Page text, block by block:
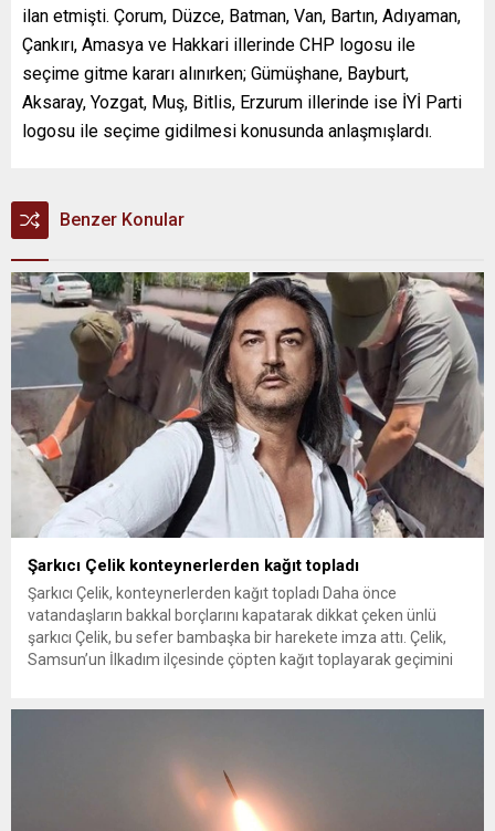
ilan etmişti. Çorum, Düzce, Batman, Van, Bartın, Adıyaman,
Çankırı, Amasya ve Hakkari illerinde CHP logosu ile
seçime gitme kararı alınırken; Gümüşhane, Bayburt,
Aksaray, Yozgat, Muş, Bitlis, Erzurum illerinde ise İYİ Parti
logosu ile seçime gidilmesi konusunda anlaşmışlardı.
Benzer Konular
Şarkıcı Çelik konteynerlerden kağıt topladı
Şarkıcı Çelik, konteynerlerden kağıt topladı Daha önce
vatandaşların bakkal borçlarını kapatarak dikkat çeken ünlü
şarkıcı Çelik, bu sefer bambaşka bir harekete imza attı. Çelik,
Samsun’un İlkadım ilçesinde çöpten kağıt toplayarak geçimini